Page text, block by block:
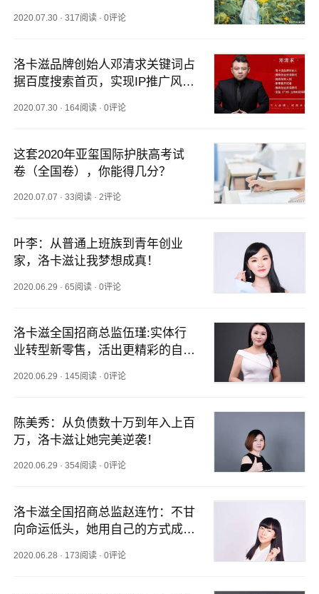
2020.07.30 ·317阅读 ·0评论
洛卡滋品牌创始人邓清求关键词占
据百度搜索首页，实现IP推广风
2020.07.30 · 164阅读 ·0评论
这套2020年亚玺国际护肤高考试
卷（全国卷），你能得几分？
2020.07.07 ·33阅读 ·2评论
叶李：从普通上班族到青年创业
家，洛卡滋让我梦想成真！
2020.06.29 ·65阅读 ·0评论
洛卡滋全国招商总监伍瑾:实体行
业转型新零售，活出更精彩的自
2020.06.29 · 145阅读 ·0评论
陈美秀：从负债数十万到年入上百
万，洛卡滋让她完美逆袭！
2020.06.29 ·354阅读 ·0评论
洛卡滋全国招商总监赵连竹：不甘
向命运低头，她用自己的方式成功
2020.06.28 · 173阅读 ·0评论